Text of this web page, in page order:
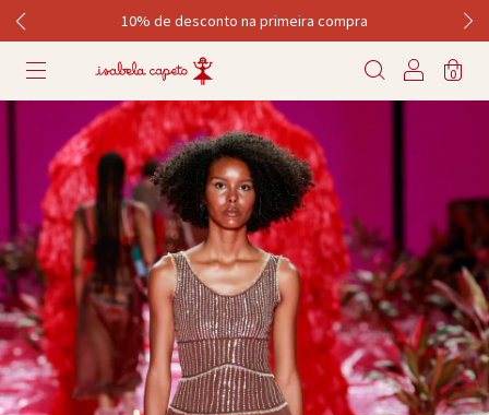
10% de desconto na primeira compra
0